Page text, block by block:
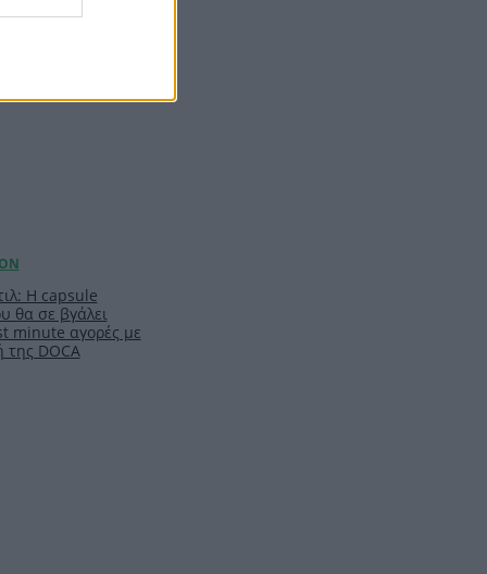
Η capsule
θα σε βγάλει
minute αγορές με
DOCA